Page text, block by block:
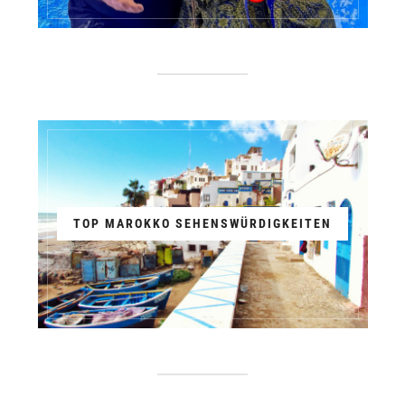
TOP MAROKKO SEHENSWÜRDIGKEITEN